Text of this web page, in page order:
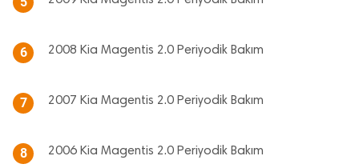
6 2008 Kia Magentis 2.0 Periyodik Bakım
7 2007 Kia Magentis 2.0 Periyodik Bakım
8 2006 Kia Magentis 2.0 Periyodik Bakım